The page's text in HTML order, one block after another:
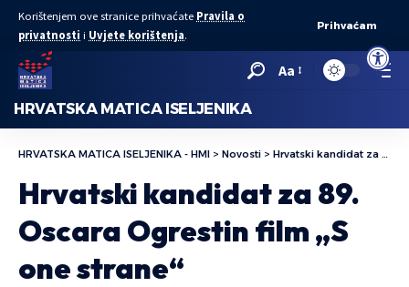
Open
Korištenjem ove stranice prihvaćate Pravila o
privatnosti i Uvjete korištenja.
Prihvaćam
Aa
HRVATSKA MATICA ISELJENIKA
HRVATSKA MATICA ISELJENIKA - HMI > Novosti > Hrvatski kandidat za 89. Oscara Ogrestin film „S one strane“
Hrvatski kandidat za 89.
Oscara Ogrestin film „S
one strane“